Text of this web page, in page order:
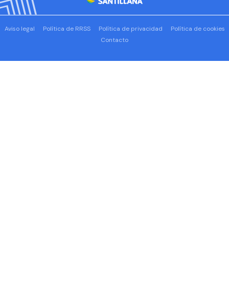
Aviso legal Política de RRSS Política de privacidad
Política de cookies
Contacto